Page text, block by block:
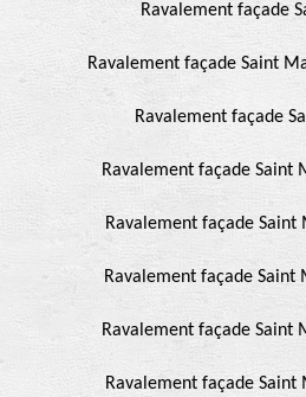
Ravalement façade
Ravalement façade Saint
Ravalement façade
Ravalement façade Saint
Ravalement façade Saint
Ravalement façade
Ravalement façade Saint
Ravalement façade Saint